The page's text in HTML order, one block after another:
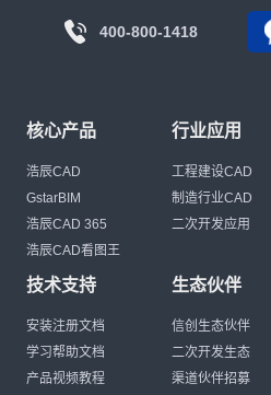
400-800-1418
核心产品
浩辰CAD
GstarBIM
浩辰CAD 365
浩辰CAD看图王
行业应用
工程建设CAD
制造行业CAD
二次开发应用
技术支持
安装注册文档
学习帮助文档
产品视频教程
生态伙伴
信创生态伙伴
二次开发生态
渠道伙伴招募